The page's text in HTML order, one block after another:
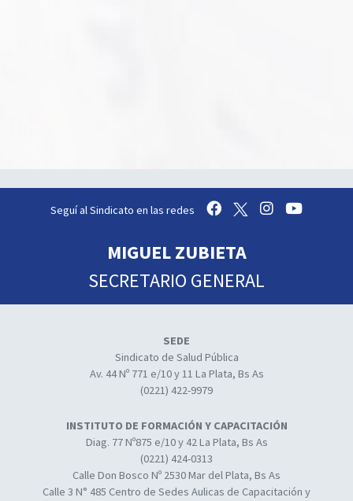
Seguí al Sindicato en las redes
MIGUEL ZUBIETA
SECRETARIO GENERAL
SEDE
Sindicato de Salud Pública
Av. 44 Nº 771 e/10 y 11 La Plata, Bs As
(0221) 422-9979
INSTITUTO DE FORMACIÓN Y CAPACITACIÓN
Diag. 77 Nº875 e/10 y 42 La Plata, Bs As
(0221) 424-0313
Calle Don Bosco Nº 2530 Mar del Plata, Bs As
Calle 3 N° 485 Centro de Sedes Aulicas de Capacitación y